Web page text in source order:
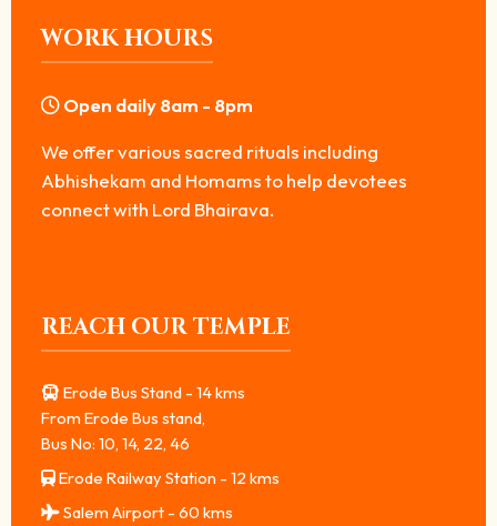
WORK HOURS
Open daily 8am - 8pm
We offer various sacred rituals including
Abhishekam and Homams to help devotees
connect with Lord Bhairava.
REACH OUR TEMPLE
Erode Bus Stand - 14 kms
From Erode Bus stand,
Bus No: 10, 14, 22, 46
Erode Railway Station - 12 kms
Salem Airport - 60 kms